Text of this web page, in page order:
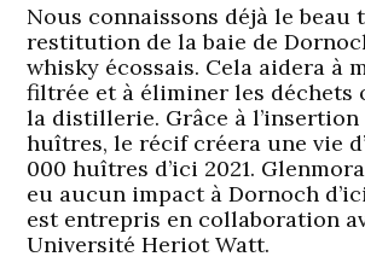
Nous connaissons déjà le beau
restitution de la baie de
whisky écossais. Cela aidera à
filtrée et à éliminer les déchets
la distillerie. Grâce à l’insertion
huîtres, le récif créera une vie
000 huîtres d’ici 2021.
eu aucun impact à Dornoch
est entrepris en collaboration
Université Heriot Watt.